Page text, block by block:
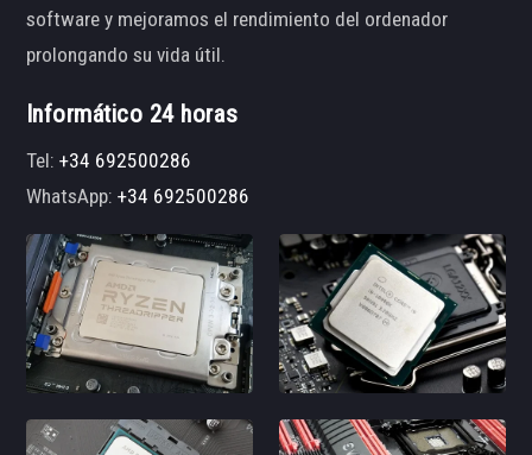
software y mejoramos el rendimiento del ordenador
prolongando su vida útil.
Informático 24 horas
Tel:+34 692500286
WhatsApp:+34 692500286